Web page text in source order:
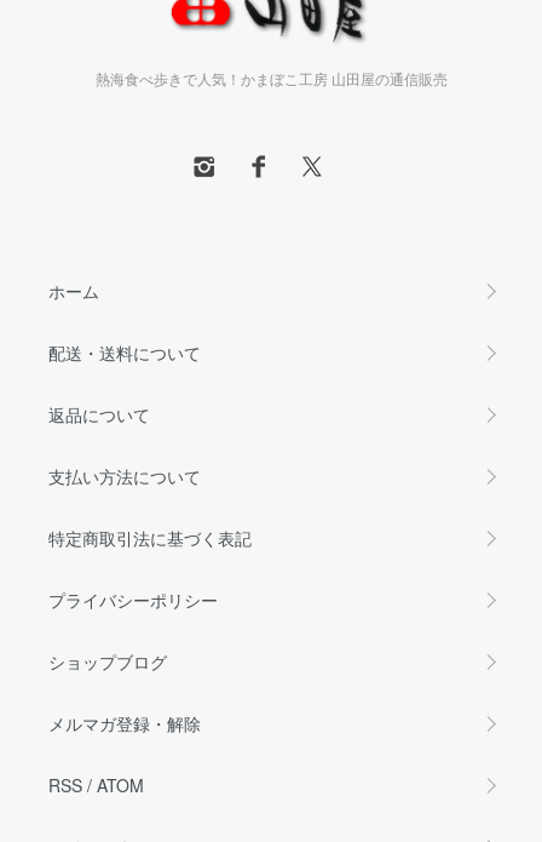
熱海食べ歩きで人気！かまぼこ工房 山田屋の通信販売
ホーム
配送・送料について
返品について
支払い方法について
特定商取引法に基づく表記
プライバシーポリシー
ショップブログ
メルマガ登録・解除
RSS / ATOM